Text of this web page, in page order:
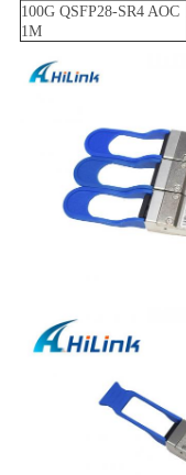
100G QSFP28-SR4 AOC
1M